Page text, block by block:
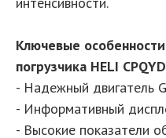
Ключевые
погрузчика HELI
- Надежный двигатель
- Информативный
- Высокие показатели